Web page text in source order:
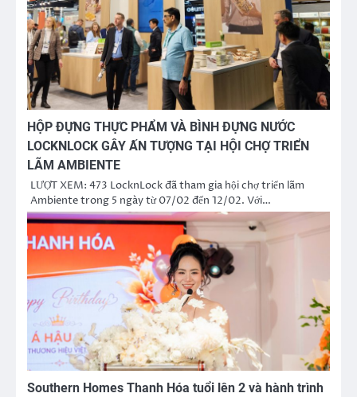
HỘP ĐỰNG THỰC PHẨM VÀ BÌNH ĐỰNG NƯỚC
LOCKNLOCK GÂY ẤN TƯỢNG TẠI HỘI CHỢ TRIỂN
LÃM AMBIENTE
LƯỢT XEM: 473 LocknLock đã tham gia hội chợ triển lãm
Ambiente trong 5 ngày từ 07/02 đến 12/02. Với…
Southern Homes Thanh Hóa tuổi lên 2 và hành trình